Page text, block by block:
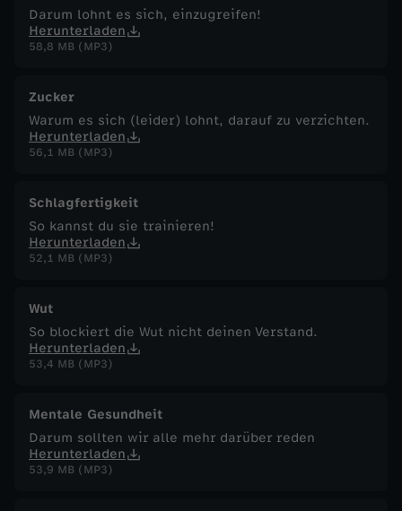
Darum lohnt es sich, einzugreifen!
Herunterladen
58,8 MB (MP3)
Zucker
Warum es sich (leider) lohnt, darauf zu verzichten.
Herunterladen
56,1 MB (MP3)
Schlagfertigkeit
So kannst du sie trainieren!
Herunterladen
52,1 MB (MP3)
Wut
So blockiert die Wut nicht deinen Verstand.
Herunterladen
53,4 MB (MP3)
Mentale Gesundheit
Darum sollten wir alle mehr darüber reden
Herunterladen
53,9 MB (MP3)